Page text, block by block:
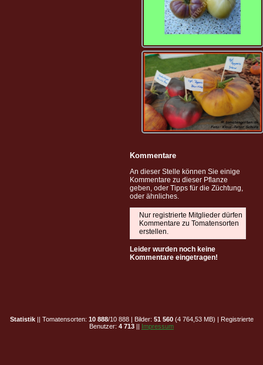
Kommentare
An dieser Stelle können Sie einige
Kommentare zu dieser Pflanze
geben, oder Tipps für die Züchtung,
oder ähnliches.
Nur registrierte Mitglieder dürfen
Kommentare zu Tomatensorten
erstellen.
Leider wurden noch keine
Kommentare eingetragen!
Statistik|| Tomatensorten: 10 888/10 888 | Bilder: 51 560(4 764,53 MB) | Registrierte
Benutzer: 4 713 || Impressum